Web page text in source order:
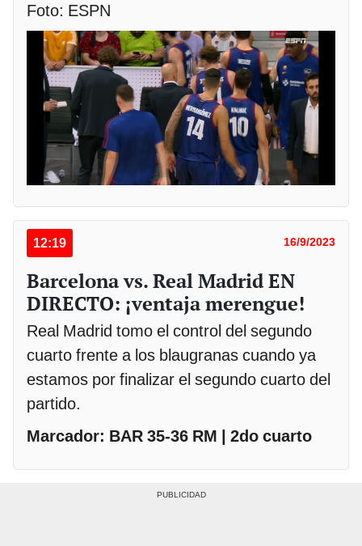
Foto: ESPN
12:19 16/9/2023
Barcelona vs. Real Madrid EN
DIRECTO: ¡ventaja merengue!
Real Madrid tomo el control del segundo
cuarto frente a los blaugranas cuando ya
estamos por finalizar el segundo cuarto del
partido.
Marcador: BAR 35-36 RM | 2do cuarto